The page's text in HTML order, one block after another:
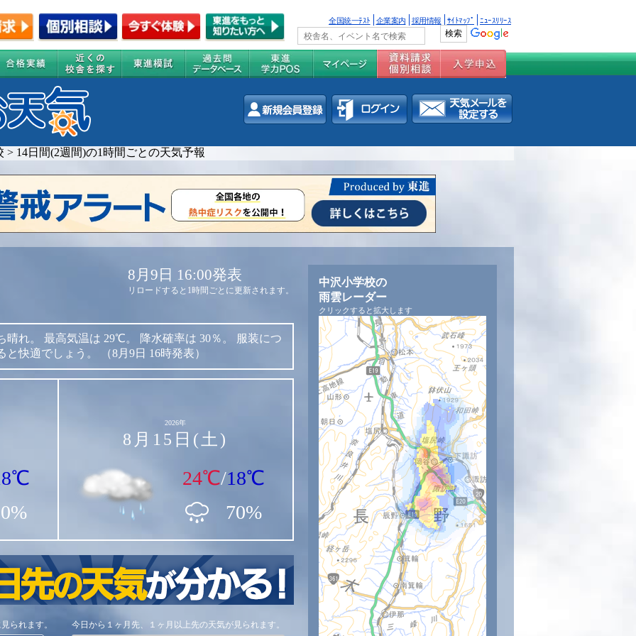
全国統一ﾃｽﾄ 企業案内 採用情報 ｻｲﾄﾏｯﾌﾟ ﾆｭｰｽﾘﾘｰｽ
> 14日間(2週間)の1時間ごとの天気予報
8月9日 16:00発表
リロードすると1時間ごとに更新されます。
晴れ。 最高気温は 29℃。 降水確率は 30％。
服装につ
と快適でしょう。
（8月9日 16時発表）
2026年
8月15日(土)
24℃/18℃
70%
られます。 今日から１ヶ月先、１ヶ月以上先の天気が見られます。
中沢小学校の
雨雲レーダー
クリックすると拡大します